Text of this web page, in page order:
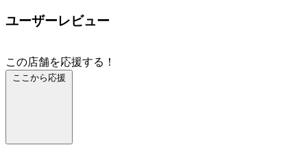
ユーザーレビュー
この店舗を応援する！
ここから応援